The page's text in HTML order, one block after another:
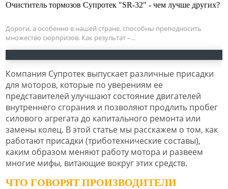
Очиститель тормозов Супротек "SR-32" - чем лучше других?
Дороги, а особенно в нашей стране, способны преподносить
множество сюрпризов. Как результат –...
Компания Супротек выпускает различные присадки
для моторов, которые по уверениям ее
представителей улучшают состояние двигателей
внутреннего сгорания и позволяют продлить пробег
силового агрегата до капитального ремонта или
замены колец. В этой статье мы расскажем о том, как
работают присадки (триботехнические составы),
каким образом меняют работу мотора и развеем
многие мифы, витающие вокруг этих средств.
ЧТО ГОВОРЯТ ПРОИЗВОДИТЕЛИ